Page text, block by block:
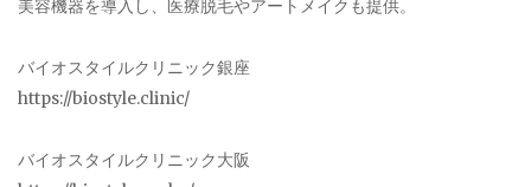
美容機器を導入し、医療脱毛やアートメイクも提供。
バイオスタイルクリニック銀座
https://biostyle.clinic/
バイオスタイルクリニック大阪